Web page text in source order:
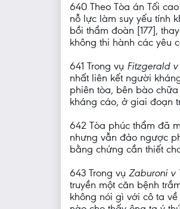
640 Theo Tòa án Tối
nỗ lực làm suy yếu tính
bồi thẩm đoàn [177],
không thi hành các yêu
641 Trong vụ Fitzgerald
nhất liên kết người
phiên tòa, bên bào
kháng cáo, ở giai đoạn
642 Tòa phúc thẩm đã
nhưng vẫn đảo ngược
bằng chứng cần thiết
643 Trong vụ Zaburoni v
truyền một căn bệnh
không nói gì với cô ta